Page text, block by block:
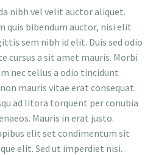
nibh vel velit auctor aliquet.
quis bibendum auctor, nisi elit
sem nibh id elit. Duis sed odio
cursus a sit amet mauris. Morbi
nec tellus a odio tincidunt
mauris vitae erat consequat.
ad litora torquent per conubia
Mauris in erat justo.
elit set condimentum sit
elit. Sed ut imperdiet nisi.